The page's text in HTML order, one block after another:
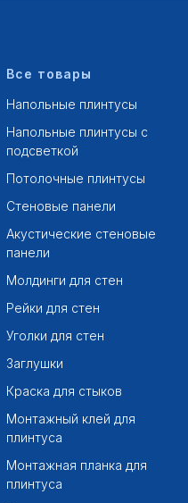
Все товары
Напольные плинтусы
Напольные плинтусы с
подсветкой
Потолочные плинтусы
Стеновые панели
Акустические стеновые
панели
Молдинги для стен
Рейки для стен
Уголки для стен
Заглушки
Краска для стыков
Монтажный клей для
плинтуса
Монтажная планка для
плинтуса